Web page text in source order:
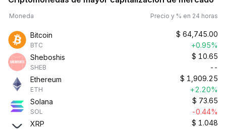
Moneda Precio y % en 24 horas
Bitcoin
BTC
$ 64,745.00
+0.95%
Sheboshis
SHEB
$ 10.65
--
Ethereum
ETH
$ 1,909.25
+2.20%
Solana
SOL
$ 73.65
-0.44%
XRP
$ 1.048